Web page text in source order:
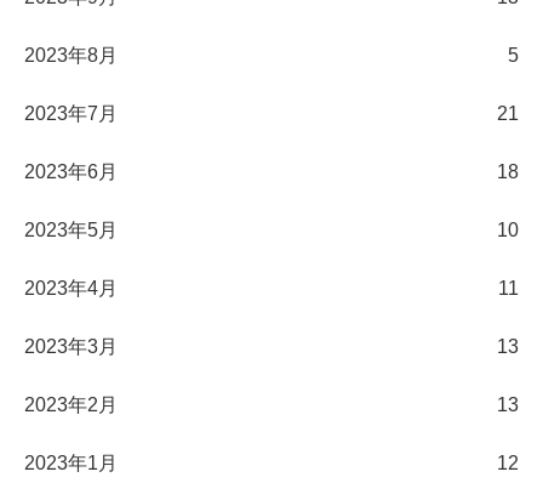
2023年8月 5
2023年7月 21
2023年6月 18
2023年5月 10
2023年4月 11
2023年3月 13
2023年2月 13
2023年1月 12